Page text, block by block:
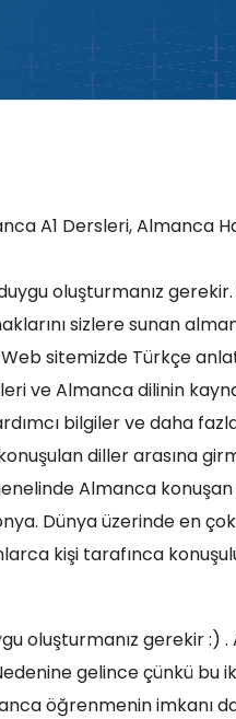
A1 Dersleri,
oluşturmanız gerekir.
sizlere sunan
sitemizde Türkçe
ve Almanca dilinin
bilgiler ve daha
diller arasına
Almanca
Dünya üzerinde en
kişi tarafınca
oluşturmanız gerekir :)
gelince çünkü bu
öğrenmenin imkanı